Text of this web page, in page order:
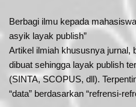
Berbagi ilmu kepada
asyik layak publish”
Artikel ilmiah khususnya jurnal,
dibuat sehingga layak publish
(SINTA, SCOPUS, dll).
“data” berdasarkan “refrensi-